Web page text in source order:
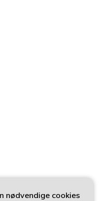
nødvendige cookies